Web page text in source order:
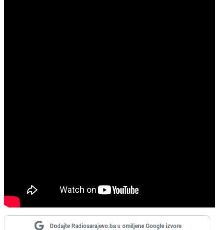
Dodajte Radiosarajevo.ba u omiljene Google izvore